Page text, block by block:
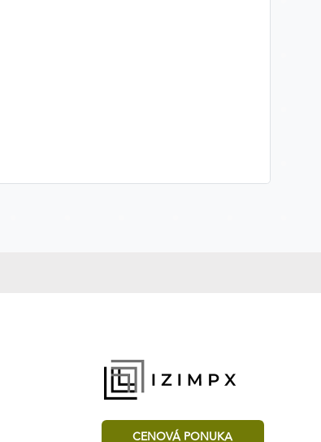
CENOVÁ PONUKA